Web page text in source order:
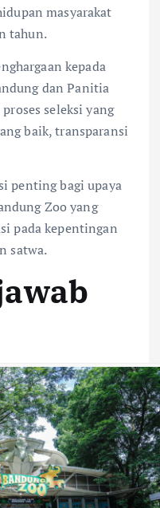
masyarakat
tahun.
kepada
dan Panitia
seleksi yang
baik, transparansi
penting bagi upaya
Zoo yang
pada kepentingan
satwa.